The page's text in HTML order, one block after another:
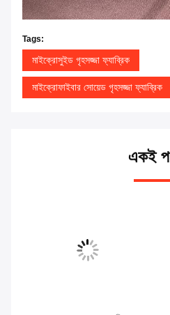
Tags:
মাইক্রোসুইড গৃহসজ্জা ফ্যাব্রিক
মাইক্রোফাইবার সোয়েড গৃহসজ্জা ফ্যাব্রিক
একই